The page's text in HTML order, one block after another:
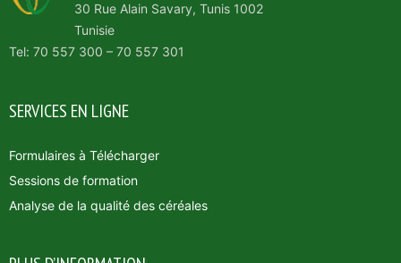
30 Rue Alain Savary, Tunis 1002
Tunisie
Tel: 70 557 300 – 70 557 301
SERVICES EN LIGNE
Formulaires à Télécharger
Sessions de formation
Analyse de la qualité des céréales